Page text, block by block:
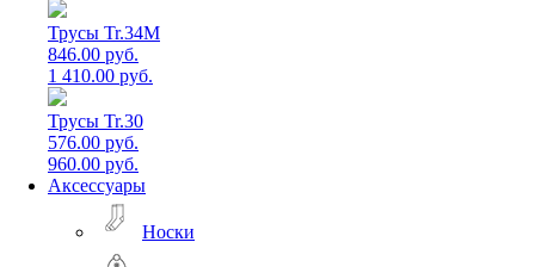
Трусы Tr.34M
846.00 руб.
1 410.00 руб.
Трусы Tr.30
576.00 руб.
960.00 руб.
Аксессуары
Носки